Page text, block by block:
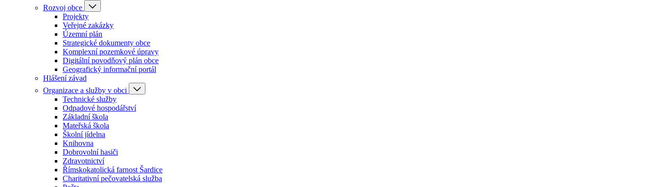
Rozvoj obce
Projekty
Veřejné zakázky
Územní plán
Strategické dokumenty obce
Komplexní pozemkové úpravy
Digitální povodňový plán obce
Geografický informační portál
Hlášení závad
Organizace a služby v obci
Technické služby
Odpadové hospodářství
Základní škola
Mateřská škola
Školní jídelna
Knihovna
Dobrovolní hasiči
Zdravotnictví
Římskokatolická farnost Šardice
Charitativní pečovatelská služba